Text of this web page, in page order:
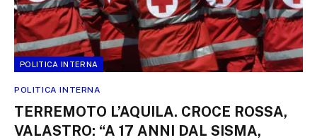
POLITICA INTERNA
POLITICA INTERNA
TERREMOTO L’AQUILA. CROCE ROSSA,
VALASTRO: “A 17 ANNI DAL SISMA,